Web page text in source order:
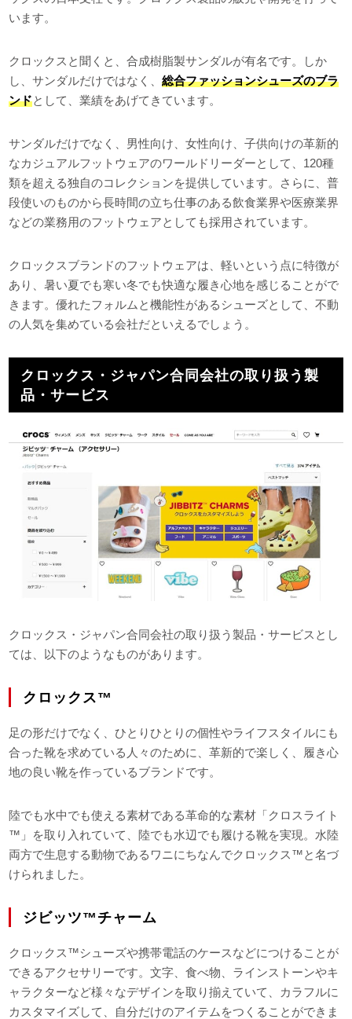
います。
クロックスと聞くと、合成樹脂製サンダルが有名です。しか
し、サンダルだけではなく、総合ファッションシューズのブラ
ンドとして、業績をあげてきています。
サンダルだけでなく、男性向け、女性向け、子供向けの革新的
なカジュアルフットウェアのワールドリーダーとして、120種
類を超える独自のコレクションを提供しています。さらに、普
段使いのものから長時間の立ち仕事のある飲食業界や医療業界
などの業務用のフットウェアとしても採用されています。
クロックスブランドのフットウェアは、軽いという点に特徴が
あり、暑い夏でも寒い冬でも快適な履き心地を感じることがで
きます。優れたフォルムと機能性があるシューズとして、不動
の人気を集めている会社だといえるでしょう。
クロックス・ジャパン合同会社の取り扱う製
品・サービス
クロックス・ジャパン合同会社の取り扱う製品・サービスとし
ては、以下のようなものがあります。
クロックス™
足の形だけでなく、ひとりひとりの個性やライフスタイルにも
合った靴を求めている人々のために、革新的で楽しく、履き心
地の良い靴を作っているブランドです。
陸でも水中でも使える素材である革命的な素材「クロスライト
™」を取り入れていて、陸でも水辺でも履ける靴を実現。水陸
両方で生息する動物であるワニにちなんでクロックス™と名づ
けられました。
ジビッツ™チャーム
クロックス™シューズや携帯電話のケースなどにつけることが
できるアクセサリーです。文字、食べ物、ラインストーンやキ
ャラクターなど様々なデザインを取り揃えていて、カラフルに
カスタマイズして、自分だけのアイテムをつくることができま